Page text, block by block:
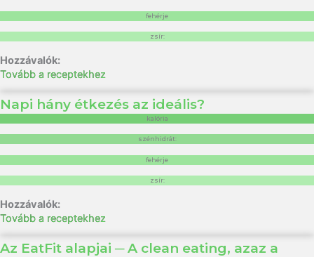
fehérje
zsír:
Tovább a receptekhez
Napi hány étkezés az ideális?
kalória
szénhidrát:
fehérje
zsír:
Tovább a receptekhez
Az EatFit alapjai ─ A clean eating, azaz a